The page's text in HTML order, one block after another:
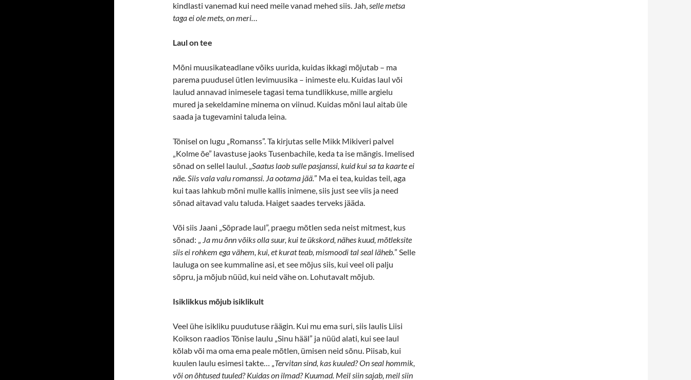
kindlasti vanemad kui need meile vanad mehed siis. Jah,selle metsa
taga ei ole mets, on meri…
Laul on tee
Mõni muusikateadlane võiks uurida, kuidas ikkagi mõjutab – ma
parema puudusel ütlen levimuusika – inimeste elu. Kuidas laul või
laulud annavad inimesele tagasi tema tundlikkuse, mille argielu
mured ja sekeldamine minema on viinud. Kuidas mõni laul aitab üle
saada ja tugevamini taluda leina.
Tõnisel on lugu „Romanss”. Ta kirjutas selle Mikk Mikiveri palvel
„Kolme õe” lavastuse jaoks Tusenbachile, keda ta ise mängis. Imelised
sõnad on sellel laulul. „Saatus laob sulle pasjanssi, kuid kuisa ta kaarte ei
näe. Siis vala valu romanssi. Ja ootama jää.” Ma ei tea, kuidas teil, aga
kui taas lahkub mõni mulle kallis inimene, siis just see viis ja need
sõnad aitavad valu taluda. Haiget saades terveks jääda.
Või siis Jaani „Sõprade laul”, praegu mõtlen seda neist mitmest, kus
sõnad: „ Ja mu õnn võiks olla suur, kui te ükskord, nähes kuud, mõtleksite
siis ei rohkem ega vähem, kui, et kurat teab, mismoodi tal seal läheb.” Selle
lauluga on see kummaline asi, et see mõjus siis, kui veel oli palju
sõpru, ja mõjub nüüd, kui neid vähe on. Lohutavalt mõjub.
Isiklikkus mõjub isiklikult
Veel ühe isikliku puudutuse räägin. Kui mu ema suri, siis laulis Liisi
Koikson raadios Tõnise laulu „Sinu hääl” ja nüüd alati, kui see laul
kõlab või ma oma ema peale mõtlen, ümisen neid sõnu. Piisab, kui
kuulen laulu esimesi takte… „Tervitan sind, kas kuuled? On seal hommik,
või on õhtused tuuled? Kuidas on ilmad?Kuumad. Meil siin sajab, meil siin